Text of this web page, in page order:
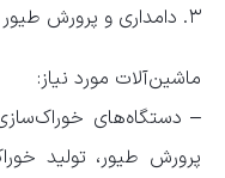
۳. دامداری و پرورش طیور
ماشین‌آلات مورد نیاز:
– دستگاه‌های
پرورش طیور، تولید